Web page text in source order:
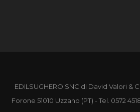
EDILSUGHERO SNC di David Valori &
Forone 51010 Uzzano (PT) - Tel. 0572